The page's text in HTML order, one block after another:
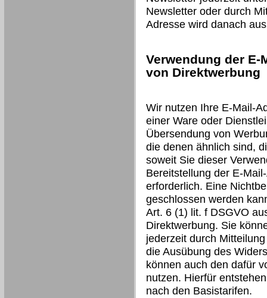
Newsletter oder durch
Adresse wird danach
Verwendung der
von Direktwerbung
Wir nutzen Ihre E-Mail-
einer Ware oder
Übersendung von
die denen ähnlich sind,
soweit Sie dieser
Bereitstellung der E-
erforderlich. Eine
geschlossen werden
Art. 6 (1) lit. f DSGVO
Direktwerbung. Sie
jederzeit durch
die Ausübung des
können auch den dafür
nutzen. Hierfür
nach den Basistarifen.